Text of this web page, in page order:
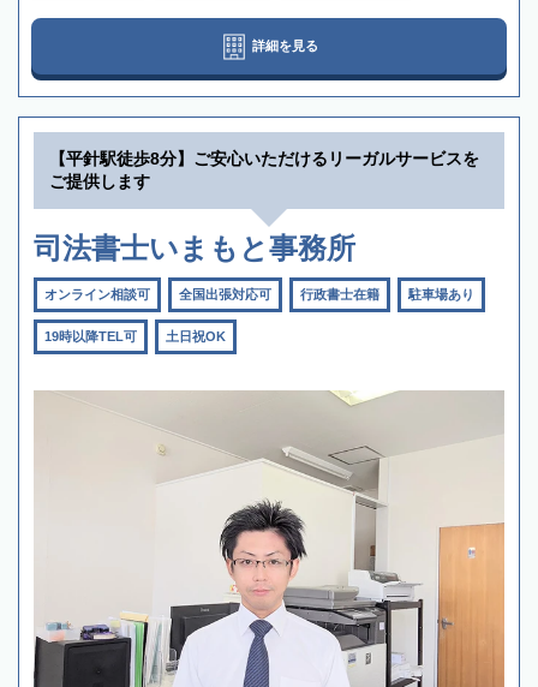
詳細を見る
【平針駅徒歩8分】ご安心いただけるリーガルサービスを
ご提供します
司法書士いまもと事務所
オンライン相談可 全国出張対応可 行政書士在籍 駐車場あり
19時以降TEL可 土日祝OK